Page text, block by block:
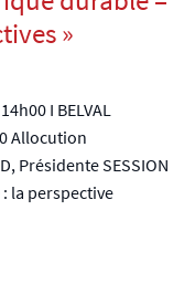
»
I BELVAL
Allocution
Présidente SESSION
la perspective